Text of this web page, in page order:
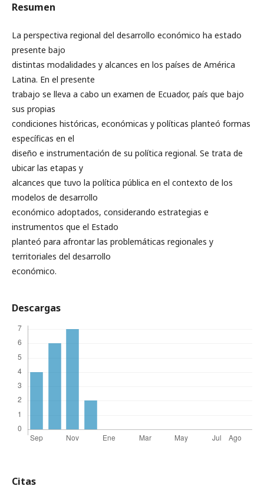
Resumen
La perspectiva regional del desarrollo económico ha estado
presente bajo
distintas modalidades y alcances en los países de América
Latina. En el presente
trabajo se lleva a cabo un examen de Ecuador, país que bajo
sus propias
condiciones históricas, económicas y políticas planteó formas
específicas en el
diseño e instrumentación de su política regional. Se trata de
ubicar las etapas y
alcances que tuvo la política pública en el contexto de los
modelos de desarrollo
económico adoptados, considerando estrategias e
instrumentos que el Estado
planteó para afrontar las problemáticas regionales y
territoriales del desarrollo
económico.
Descargas
Citas